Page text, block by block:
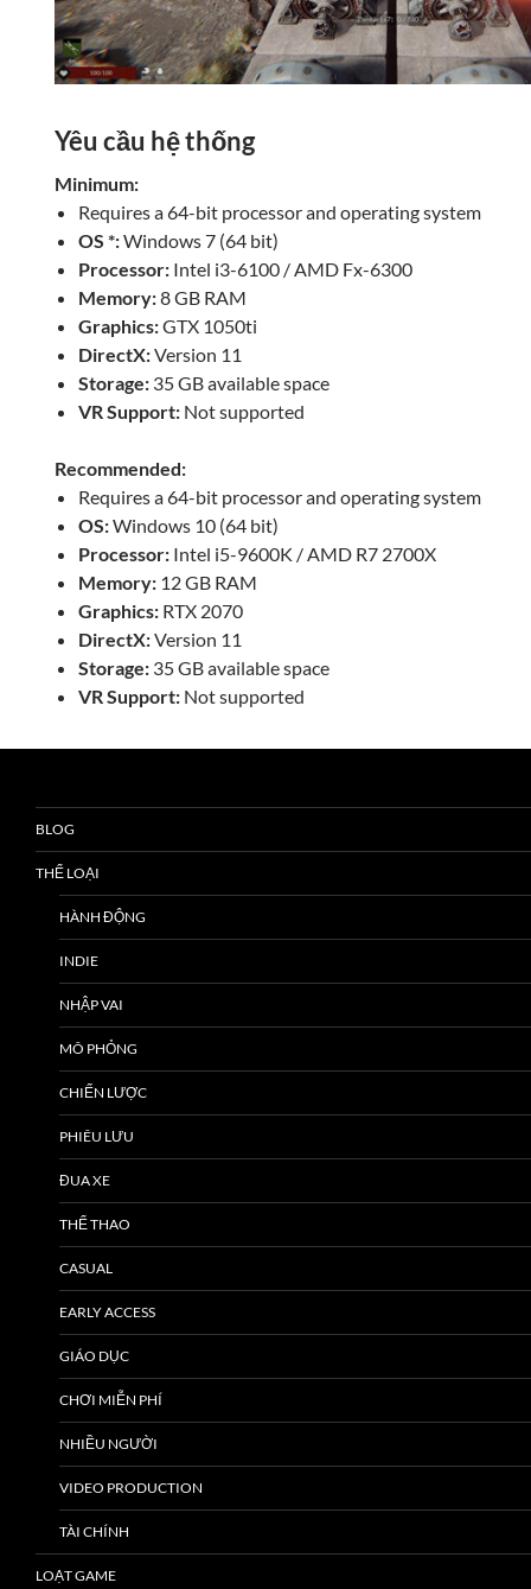
Yêu cầu hệ thống
Minimum:
Requires a 64-bit processor and operating system
OS *:Windows 7 (64 bit)
Processor: Intel i3-6100 / AMD Fx-6300
Memory:8 GB RAM
Graphics:GTX 1050ti
DirectX:Version 11
Storage: 35 GB available space
VR Support: Not supported
Recommended:
Requires a 64-bit processor and operating system
OS:Windows 10 (64 bit)
Processor: Intel i5-9600K / AMD R7 2700X
Memory: 12 GB RAM
Graphics: RTX 2070
DirectX:Version 11
Storage: 35 GB available space
VR Support: Not supported
BLOG
THỂ LOẠI
HÀNH ĐỘNG
INDIE
NHẬP VAI
MÔ PHỎNG
CHIẾN LƯỢC
PHIÊU LƯU
ĐUA XE
THỂ THAO
CASUAL
EARLY ACCESS
GIÁO DỤC
CHƠI MIỄN PHÍ
NHIỀU NGƯỜI
VIDEO PRODUCTION
TÀI CHÍNH
LOẠT GAME